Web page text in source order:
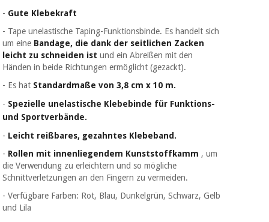
- Gute Klebekraft
- Tape unelastische Taping-Funktionsbinde. Es handelt sich
um eine Bandage, die dank der seitlichen Zacken
leicht zu schneiden ist und ein Abreißen mit den
Händen in beide Richtungen ermöglicht (gezackt).
- Es hat Standardmaße von 3,8 cm x 10 m.
- Spezielle unelastische Klebebinde für Funktions-
und Sportverbände.
- Leicht reißbares, gezahntes Klebeband.
- Rollen mit innenliegendem Kunststoffkamm , um
die Verwendung zu erleichtern und so mögliche
Schnittverletzungen an den Fingern zu vermeiden.
- Verfügbare Farben: Rot, Blau, Dunkelgrün, Schwarz, Gelb
und Lila